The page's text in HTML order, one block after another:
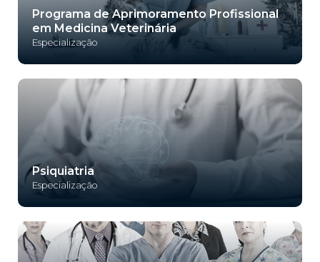
Programa de Aprimoramento Profissional
em Medicina Veterinária
Especialização
Psiquiatria
Especialização